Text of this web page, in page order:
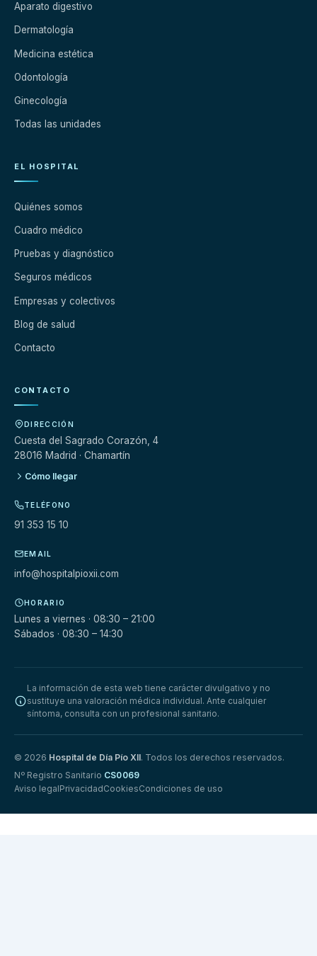
Aparato digestivo
Dermatología
Medicina estética
Odontología
Ginecología
Todas las unidades
EL HOSPITAL
Quiénes somos
Cuadro médico
Pruebas y diagnóstico
Seguros médicos
Empresas y colectivos
Blog de salud
Contacto
CONTACTO
DIRECCIÓN
Cuesta del Sagrado Corazón, 4
28016 Madrid · Chamartín
Cómo llegar
TELÉFONO
91 353 15 10
EMAIL
info@hospitalpioxii.com
HORARIO
Lunes a viernes · 08:30 – 21:00
Sábados · 08:30 – 14:30
La información de esta web tiene carácter divulgativo y no
sustituye una valoración médica individual. Ante cualquier
síntoma, consulta con un profesional sanitario.
© 2026 Hospital de Día Pío XII. Todos los derechos reservados.
Nº Registro Sanitario CS0069
Aviso legalPrivacidadCookiesCondiciones de uso